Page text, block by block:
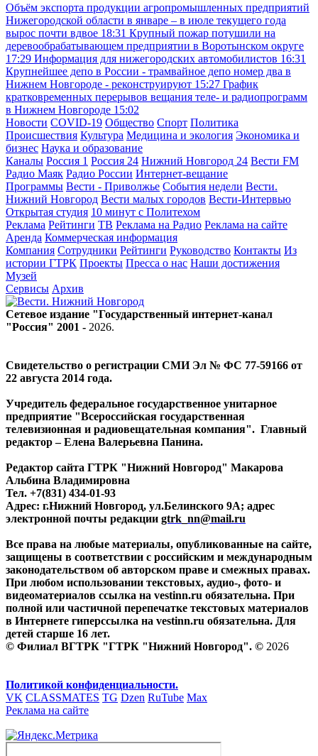
Объём экспорта продукции агропромышленных предприятий
Нижегородской области в январе – в июле текущего года
вырос почти вдвое 18:31 Крупный пожар потушили на
деревообрабатывающем предприятии в Воротынском округе
17:29 Информация для нижегородских автомобилистов 16:31
Крупнейшее депо в России - трамвайное депо номер два в
Нижнем Новгороде - реконструируют 15:27 График
кратковременных перерывов вещания теле- и радиопрограмм
в Нижнем Новгороде 15:02
Новости COVID-19 Общество Спорт Политика
Происшествия Культура Медицина и экология Экономика и
бизнес Наука и образование
Каналы Россия 1 Россия 24 Нижний Новгород 24 Вести FM
Радио Маяк Радио России Интернет-вещание
Программы Вести - Приволжье События недели Вести.
Нижний Новгород Вести малых городов Вести-Интервью
Открытая студия 10 минут с Политехом
Реклама Рейтинги ТВ Реклама на Радио Реклама на сайте
Аренда Коммерческая информация
Компания Сотрудники Рейтинги Руководство Контакты Из
истории ГТРК Проекты Пресса о нас Наши достижения
Музей
Сервисы Архив
Сетевое издание "Государственный интернет-канал
"Россия" 2001 - 2026.
Свидетельство о регистрации СМИ Эл № ФС 77-59166 от
22 августа 2014 года.
Учредитель федеральное государственное унитарное
предприятие "Всероссийская государственная
телевизионная и радиовещательная компания". Главный
редактор – Елена Валерьевна Панина.
Редактор сайта ГТРК "Нижний Новгород" Макарова
Альбина Владимировна
Тел. +7(831) 434-01-93
Адрес: г.Нижний Новгород, ул.Белинского 9А; адрес
электронной почты редакции gtrk_nn@mail.ru
Все права на любые материалы, опубликованные на сайте,
защищены в соответствии с российским и международным
законодательством об авторском праве и смежных правах.
При любом использовании текстовых, аудио-, фото- и
видеоматериалов ссылка на vestinn.ru обязательна. При
полной или частичной перепечатке текстовых материалов
в Интернете гиперссылка на vestinn.ru обязательна. Для
детей старше 16 лет.
© Филиал ВГТРК "ГТРК "Нижний Новгород". © 2026
Политикой конфиденциальности.
VK CLASSMATES TG Dzen RuTube Max
Реклама на сайте